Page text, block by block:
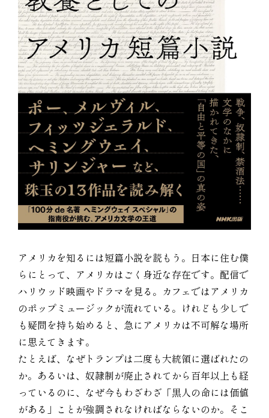
アメリカを知るには短篇小説を読もう。日本に住む僕
らにとって、アメリカはごく身近な存在です。配信で
ハリウッド映画やドラマを見る。カフェではアメリカ
のポップミュージックが流れている。けれども少しで
も疑問を持ち始めると、急にアメリカは不可解な場所
に思えてきます。
たとえば、なぜトランプは二度も大統領に選ばれたの
か。あるいは、奴隷制が廃止されてから百年以上も経
っているのに、なぜ今もわざわざ「黒人の命には価値
がある」ことが強調されなければならないのか。そこ